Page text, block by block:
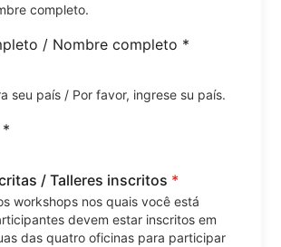
completo.
seu país / Por favor, ingrese su país.
/ Talleres inscritos *
workshops nos quais você está
devem estar inscritos em
das quatro oficinas para participar